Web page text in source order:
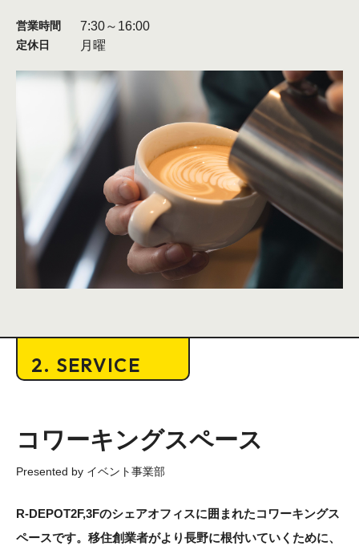
営業時間 7:30～16:00
定休日 月曜
2. SERVICE
コワーキングスペース
R-DEPOT2F,3Fのシェアオフィスに囲まれたコワーキングス
ペースです。移住創業者がより長野に根付いていくために、